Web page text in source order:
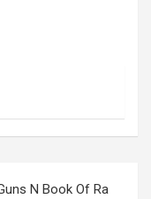
N Book Of Ra